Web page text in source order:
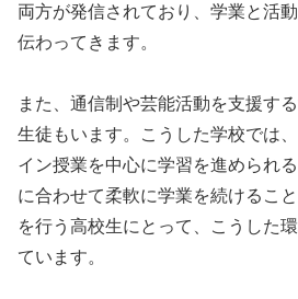
両方が発信されており、学業と活
伝わってきます。
また、通信制や芸能活動を支援す
生徒もいます。こうした学校では
イン授業を中心に学習を進められ
に合わせて柔軟に学業を続けるこ
を行う高校生にとって、こうした
ています。